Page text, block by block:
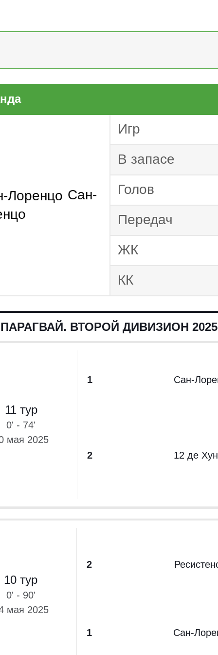
Сан-
Игр
В запасе
Голов
Передач
ЖК
КК
ПАРАГВАЙ. ВТОРОЙ ДИВИЗИОН 2025
11 тур
0' - 74'
мая 2025
1 Сан-
2 12 де
10 тур
0' - 90'
мая 2025
2
1 Сан-